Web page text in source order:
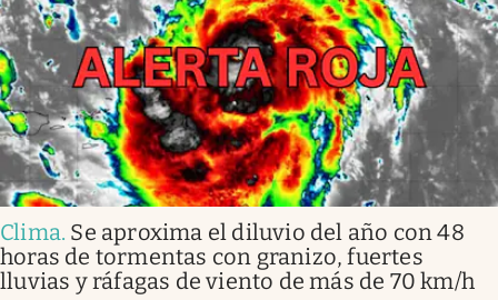
Clima. Se aproxima el diluvio del año con 48
horas de tormentas con granizo, fuertes
lluvias y ráfagas de viento de más de 70 km/h